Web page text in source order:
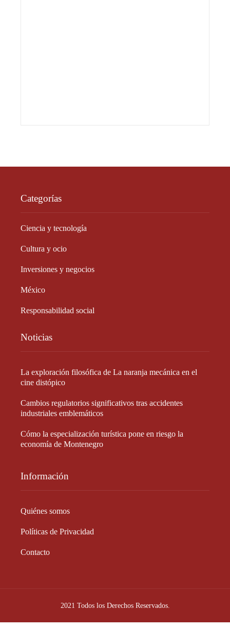
Categorías
Ciencia y tecnología
Cultura y ocio
Inversiones y negocios
México
Responsabilidad social
Noticias
La exploración filosófica de La naranja mecánica en el
cine distópico
Cambios regulatorios significativos tras accidentes
industriales emblemáticos
Cómo la especialización turística pone en riesgo la
economía de Montenegro
Información
Quiénes somos
Políticas de Privacidad
Contacto
2021 Todos los Derechos Reservados.